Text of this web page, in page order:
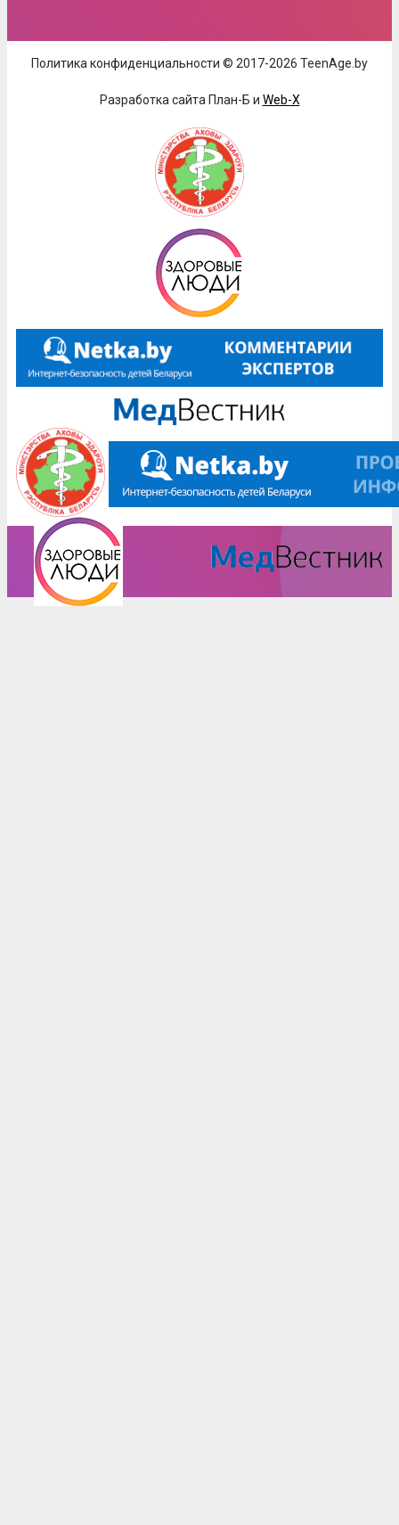
Политика конфиденциальности © 2017-2026 TeenAge.by
Разработка сайта План-Б и Web-X